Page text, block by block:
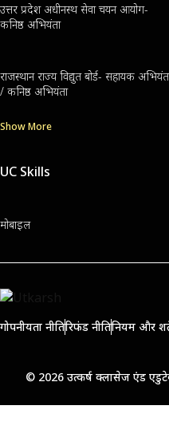
उत्तर प्रदेश अधीनस्थ सेवा चयन आयोग-
कनिष्ठ अभियंता
राजस्थान राज्य विद्युत बोर्ड- सहायक
/ कनिष्ठ अभियंता
Show More
UC Skills
मोबाइल
गोपनीयता नीतिरिफंड नीतिनियम और
© 2026 उत्कर्ष क्लासेज एंड एडुटेक